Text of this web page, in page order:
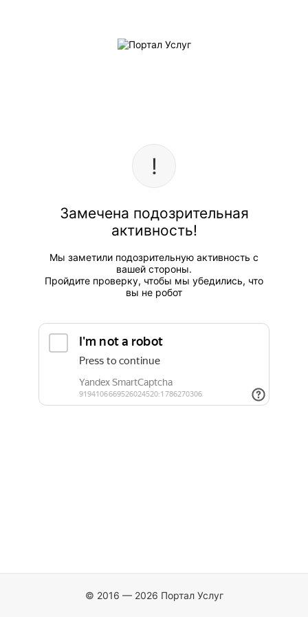
Замечена подозрительная
активность!
Мы заметили подозрительную активность с
вашей стороны.
Пройдите проверку, чтобы мы убедились, что
вы не робот
© 2016 — 2026 Портал Услуг